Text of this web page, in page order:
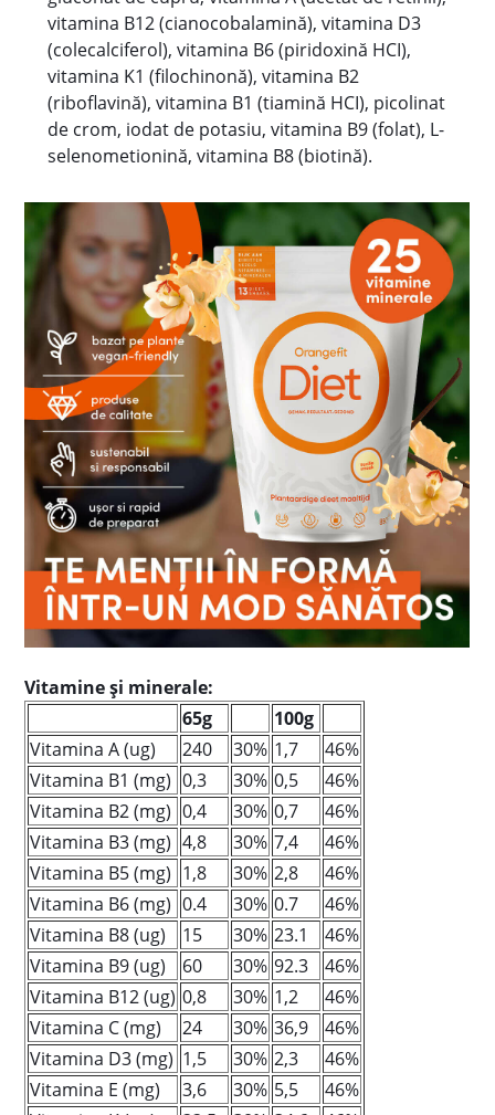
vitamina B12 (cianocobalamină), vitamina D3
(colecalciferol), vitamina B6 (piridoxină HCI),
vitamina K1 (filochinonă), vitamina B2
(riboflavină), vitamina B1 (tiamină HCI), picolinat
de crom, iodat de potasiu, vitamina B9 (folat), L-
selenometionină, vitamina B8 (biotină).
Vitamine și minerale:
65g
100g
Vitamina A (ug)
240 30% 1,7
46%
Vitamina B1 (mg) 0,3 30% 0,5
46%
Vitamina B2 (mg) 0,4 30% 0,7
46%
Vitamina B3 (mg) 4,8 30% 7,4
46%
Vitamina B5 (mg) 1,8 30% 2,8
46%
Vitamina B6 (mg) 0.4 30% 0.7
46%
Vitamina B8 (ug)
15 30% 23.1
46%
Vitamina B9 (ug)
60 30% 92.3
46%
Vitamina B12 (ug) 0,8 30% 1,2
46%
Vitamina C (mg)
24 30% 36,9
46%
Vitamina D3 (mg) 1,5 30% 2,3
46%
Vitamina E (mg)
3,6 30% 5,5
46%